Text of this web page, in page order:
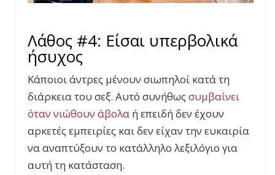
Λάθος #4: Είσαι υπερβολικά
ήσυχος
Κάποιοι άντρες μένουν σιωπηλοί κατά τη
διάρκεια του σεξ. Αυτό συνήθως συμβαίνει
όταν νιώθουν άβολα ή επειδή δεν έχουν
αρκετές εμπειρίες και δεν είχαν την ευκαιρία
να αναπτύξουν το κατάλληλο λεξιλόγιο για
αυτή τη κατάσταση.